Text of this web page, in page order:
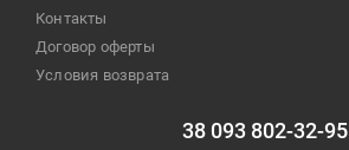
Контакты
Договор оферты
Условия возврата
38 093 802-32-95